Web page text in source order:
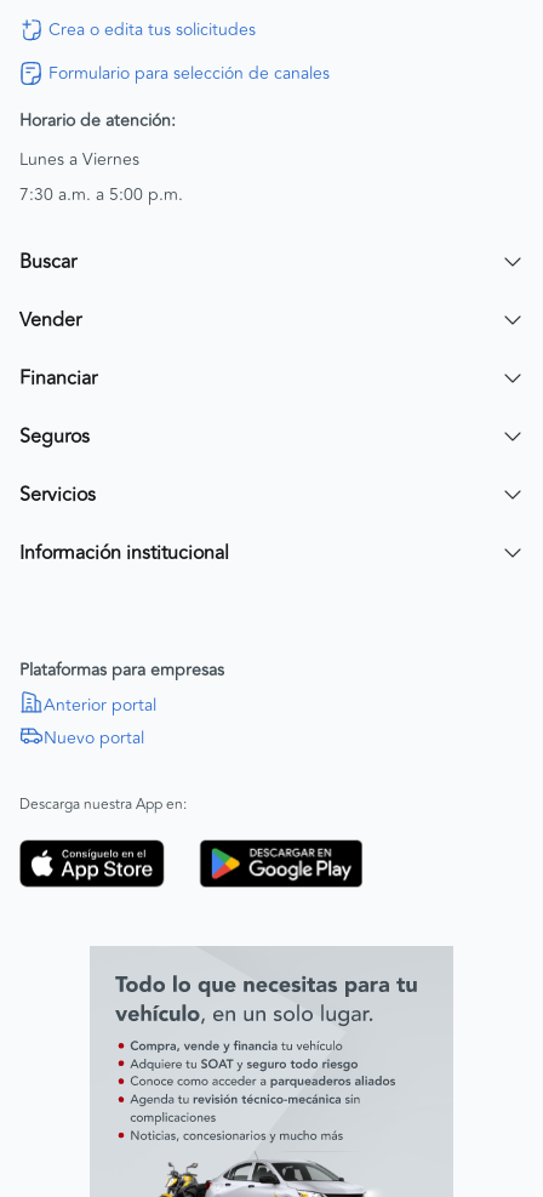
Crea o edita tus solicitudes
Formulario para selección de canales
Horario de atención:
Lunes a Viernes
7:30 a.m. a 5:00 p.m.
Buscar
Encuentra un carro
Vender
Publicar mi vehículo
Financiar
Simular crédito
Seguros
Compra tu SOAT
Servicios
Compra y Venta Segura
Información institucional
Política de Derechos Humanos
SAGRILAFT
Código de ética
Línea ética ADL digital Lab
Descarga nuestra App en:
Plataformas para empresas
Anterior portal
Nuevo portal